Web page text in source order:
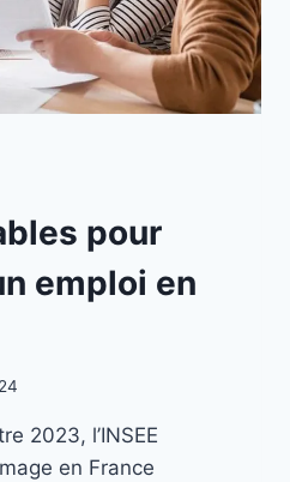
pour
emploi en
2023, l’INSEE
en France